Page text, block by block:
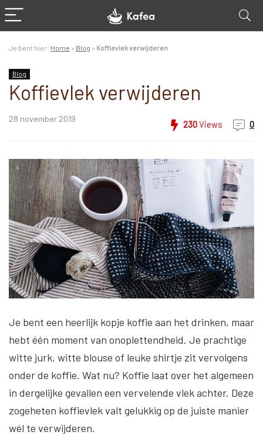
Je bent hier: Home » Blog » Koffievlek verwijderen
Blog
Koffievlek verwijderen
28 november 2019
230Views 0
Je bent een heerlijk kopje koffie aan het drinken, maar
hebt één moment van onoplettendheid. Je prachtige
witte jurk, witte blouse of leuke shirtje zit vervolgens
onder de koffie. Wat nu? Koffie laat over het algemeen
in dergelijke gevallen een vervelende vlek achter. Deze
zogeheten koffievlek valt gelukkig op de juiste manier
wél te verwijderen.